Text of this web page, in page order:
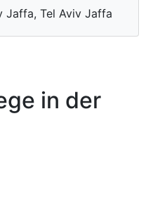
Jaffa, Tel Aviv Jaffa
in der